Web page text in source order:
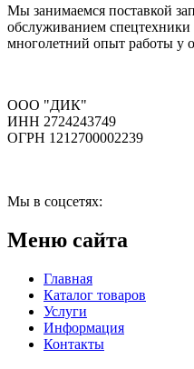
Мы занимаемся поставкой
обслуживанием
многолетний опыт работы у
ООО "ДИК"
ИНН 2724243749
ОГРН 1212700002239
Мы в соцсетях:
Меню сайта
Главная
Каталог товаров
Услуги
Информация
Контакты